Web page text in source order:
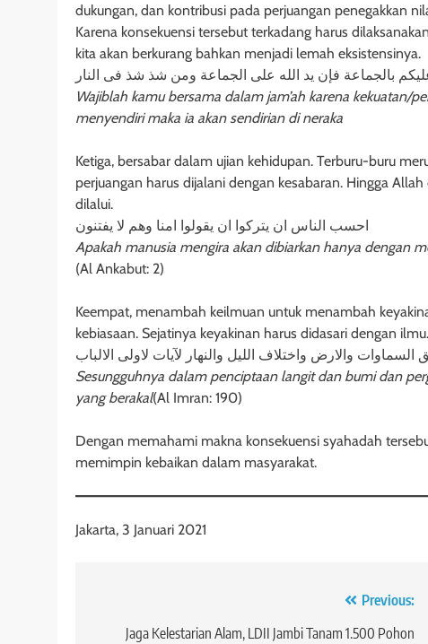
dukungan, dan kontribusi pada perjuangan penegakkan
Karena konsekuensi tersebut terkadang harus
kita akan berkurang bahkan menjadi lemah eksistensinya.
بالجماعة فإن يد الله على الجماعة ومن شذ شذ فى النار
Wajiblah kamu bersama dalam jam’ah karena kekuatan/
menyendiri maka ia akan sendirian di neraka
Ketiga, bersabar dalam ujian kehidupan. Terburu-buru
perjuangan harus dijalani dengan kesabaran. Hingga
dilalui.
احسب الناس ان يتركوا ان يقولوا امنا وهم لا يفتنون
Apakah manusia mengira akan dibiarkan hanya dengan
(Al Ankabut: 2)
Keempat, menambah keilmuan untuk menambah
kebiasaan. Sejatinya keyakinan harus didasari dengan
والارض واختلاف الليل والنهار لآيات لاولى الالباب
Sesungguhnya dalam penciptaan langit dan bumi dan
yang berakal(Al Imran: 190)
Dengan memahami makna konsekuensi syahadah
memimpin kebaikan dalam masyarakat.
Jakarta, 3 Januari 2021
Previous:
Jaga Kelestarian Alam, LDII Jambi Tanam 1.500 Pohon